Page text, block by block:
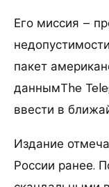
Его миссия –
пакет
даннымThe
ввести в
Издание
России ранее.